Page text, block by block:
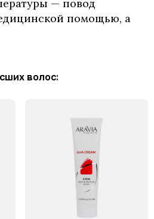
— повод
помощью, а
волос: